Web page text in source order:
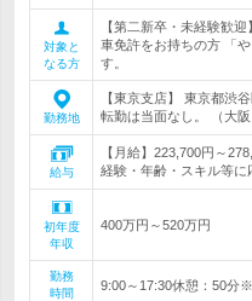
対象と
なる方
【第二新卒・未経験歓
車免許をお持ちの方 「
す。
勤務地
【東京支店】 東京都渋
転勤は当面なし。 （大
給与
【月給】223,700円～
経験・年齢・スキル等に
初年度
年収
400万円～520万円
勤務
時間
9:00～17:30休憩：50分